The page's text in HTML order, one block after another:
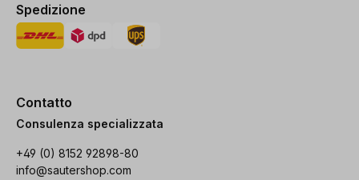
Spedizione
Contatto
Consulenza specializzata
+49 (0) 8152 92898-80
info@sautershop.com